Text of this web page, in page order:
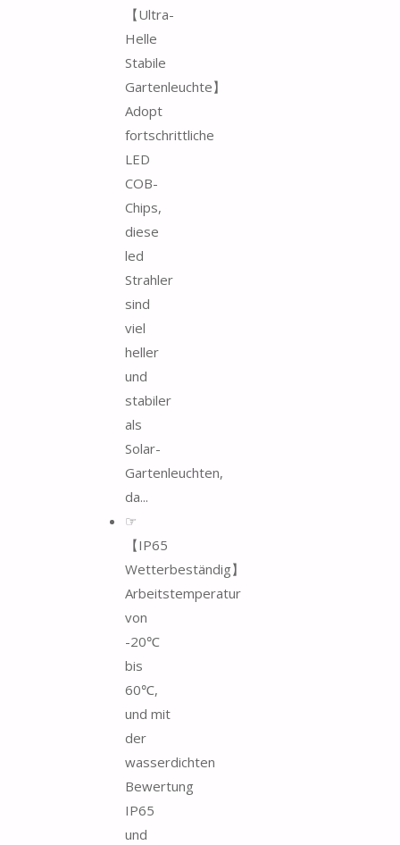
【Ultra-
Helle
Stabile
Gartenleuchte】
Adopt
fortschrittliche
LED
COB-
Chips,
diese
led
Strahler
sind
viel
heller
und
stabiler
als
Solar-
Gartenleuchten,
da...
☞
【IP65
Wetterbeständig】
Arbeitstemperatur
von
-20℃
bis
60℃,
und mit
der
wasserdichten
Bewertung
IP65
und